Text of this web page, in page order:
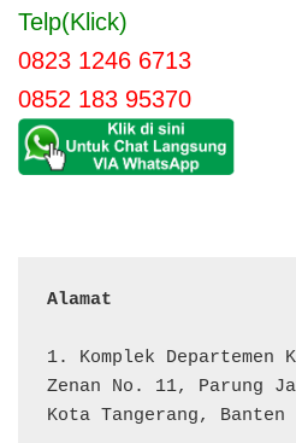
Telp(Klick)
0823 1246 6713
0852 183 95370
Alamat
1. Komplek Departemen
Zenan No. 11, Parung
Kota Tangerang, Banten